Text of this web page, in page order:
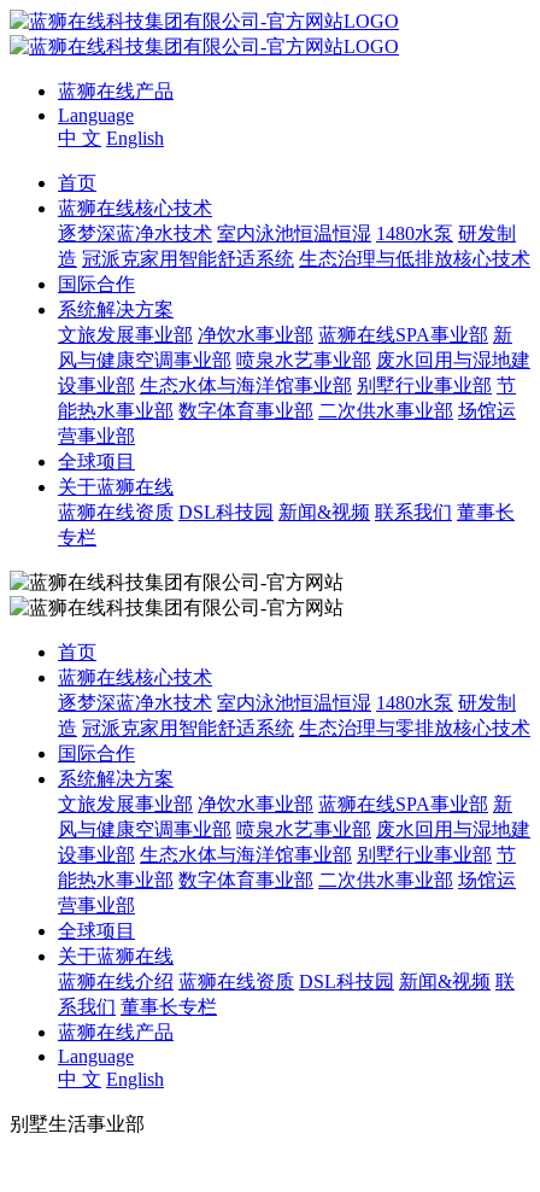
蓝狮在线产品
Language
中 文 English
首页
蓝狮在线核心技术
逐梦深蓝净水技术 室内泳池恒温恒湿 1480水泵 研发制
造 冠派克家用智能舒适系统 生态治理与低排放核心技术
国际合作
系统解决方案
文旅发展事业部 净饮水事业部 蓝狮在线SPA事业部 新
风与健康空调事业部 喷泉水艺事业部 废水回用与湿地建
设事业部 生态水体与海洋馆事业部 别墅行业事业部 节
能热水事业部 数字体育事业部 二次供水事业部 场馆运
营事业部
全球项目
关于蓝狮在线
蓝狮在线资质 DSL科技园 新闻&视频 联系我们 董事长
专栏
首页
蓝狮在线核心技术
逐梦深蓝净水技术 室内泳池恒温恒湿 1480水泵 研发制
造 冠派克家用智能舒适系统 生态治理与零排放核心技术
国际合作
系统解决方案
文旅发展事业部 净饮水事业部 蓝狮在线SPA事业部 新
风与健康空调事业部 喷泉水艺事业部 废水回用与湿地建
设事业部 生态水体与海洋馆事业部 别墅行业事业部 节
能热水事业部 数字体育事业部 二次供水事业部 场馆运
营事业部
全球项目
关于蓝狮在线
蓝狮在线介绍 蓝狮在线资质 DSL科技园 新闻&视频 联
系我们 董事长专栏
蓝狮在线产品
Language
中 文 English
别墅生活事业部